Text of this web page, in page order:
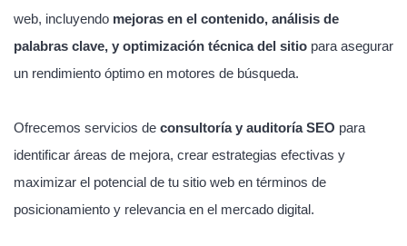
web, incluyendo mejoras en el contenido, análisis de
palabras clave, y optimización técnica del sitio para asegurar
un rendimiento óptimo en motores de búsqueda.
Ofrecemos servicios de consultoría y auditoría SEO para
identificar áreas de mejora, crear estrategias efectivas y
maximizar el potencial de tu sitio web en términos de
posicionamiento y relevancia en el mercado digital.